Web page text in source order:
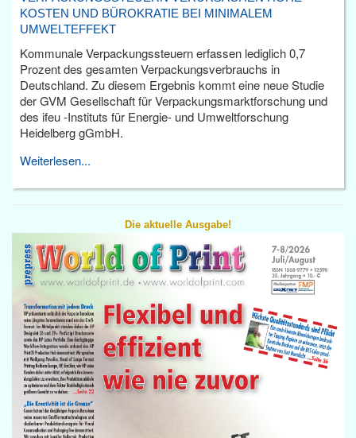
KOSTEN UND BÜROKRATIE BEI MINIMALEM
UMWELTEFFEKT
Kommunale Verpackungssteuern erfassen lediglich 0,7
Prozent des gesamten Verpackungsverbrauchs in
Deutschland. Zu diesem Ergebnis kommt eine neue Studie
der GVM Gesellschaft für Verpackungsmarktforschung und
des ifeu -Instituts für Energie- und Umweltforschung
Heidelberg gGmbH.
Weiterlesen...
Die aktuelle Ausgabe!